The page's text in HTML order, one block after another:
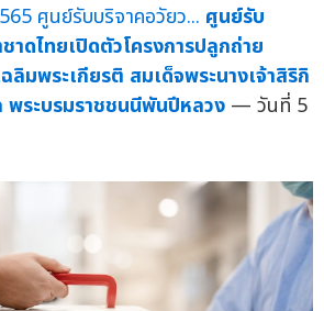
ศูนย์รับ
าดไทยเปิดตัวโครงการปลูกถ่าย
ลิมพระเกียรติ สมเด็จพระนางเจ้าสิริกิ
พระบรมราชชนนีพันปีหลวง — วันที่ 5